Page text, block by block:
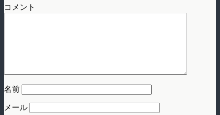
コメント
名前
メール